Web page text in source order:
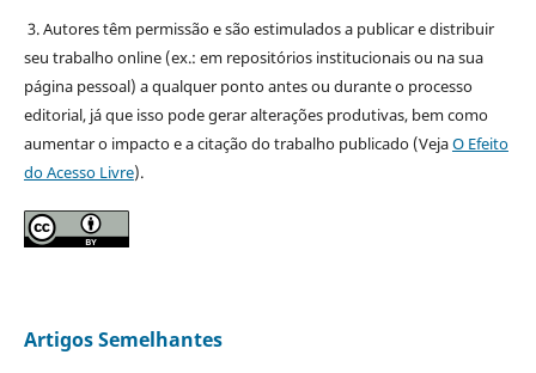
3. Autores têm permissão e são estimulados a publicar e distribuir
seu trabalho online (ex.: em repositórios institucionais ou na sua
página pessoal) a qualquer ponto antes ou durante o processo
editorial, já que isso pode gerar alterações produtivas, bem como
aumentar o impacto e a citação do trabalho publicado (VejaO Efeito
do Acesso Livre).
Artigos Semelhantes